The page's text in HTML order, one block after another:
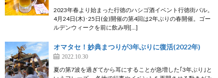
2023年春より始まった行徳のハシゴ酒イベント行徳街バル。
4月24日(木)･25日(金)開催の第4回は2年ぶりの春開催。ゴー
ルデンウィークを前に飲み明[…]
オマタセ！妙典まつりが3年ぶりに復活(2022年)
2022.10.30
夏の第7波を過ぎてから耳にすることが急増した｢3年ぶり｣と